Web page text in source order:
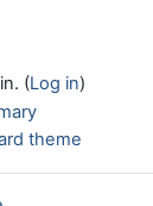
(Log in)
theme